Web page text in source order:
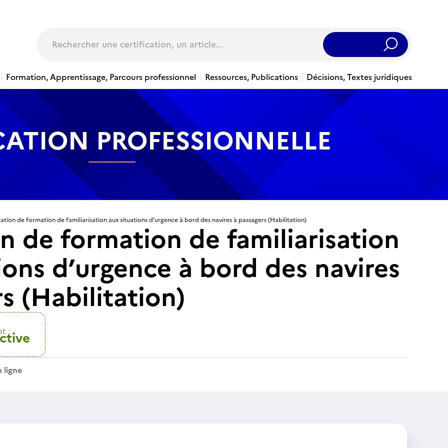
Rechercher
Formation, Apprentissage, Parcours professionnel Ressources, Publications Décisions, Textes juridiques
PROFESSIONNELLE
de formation de familiarisation aux situations d’urgence à bord des navires à passagers (Habilitation)
de formation de familiarisation
d’urgence à bord des navires
(Habilitation)
:
ligne